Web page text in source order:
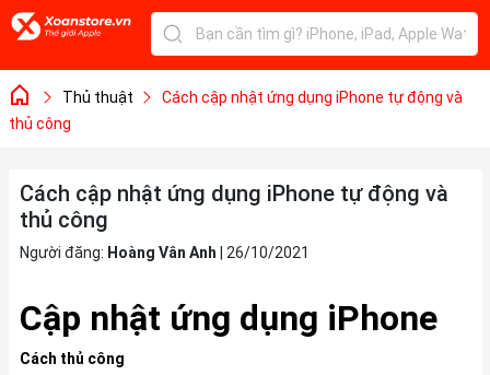
Thủ thuật
Cách cập nhật ứng dụng iPhone tự động và
thủ công
Cách cập nhật ứng dụng iPhone tự động và
thủ công
Người đăng: Hoàng Vân Anh 26/10/2021
Cập nhật ứng dụng iPhone
Cách thủ công